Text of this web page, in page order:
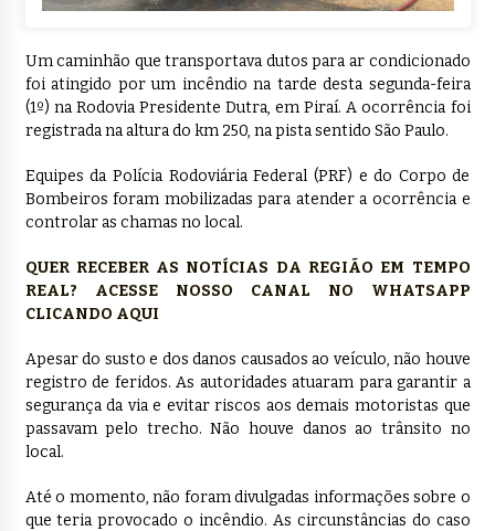
Um caminhão que transportava dutos para ar condicionado
foi atingido por um incêndio na tarde desta segunda-feira
(1º) na Rodovia Presidente Dutra, em Piraí. A ocorrência foi
registrada na altura do km 250, na pista sentido São Paulo.
Equipes da Polícia Rodoviária Federal (PRF) e do Corpo de
Bombeiros foram mobilizadas para atender a ocorrência e
controlar as chamas no local.
QUER RECEBER AS NOTÍCIAS DA REGIÃO EM TEMPO
REAL? ACESSE NOSSO CANAL NO WHATSAPP
CLICANDO AQUI
Apesar do susto e dos danos causados ao veículo, não houve
registro de feridos. As autoridades atuaram para garantir a
segurança da via e evitar riscos aos demais motoristas que
passavam pelo trecho. Não houve danos ao trânsito no
local.
Até o momento, não foram divulgadas informações sobre o
que teria provocado o incêndio. As circunstâncias do caso